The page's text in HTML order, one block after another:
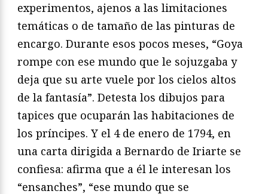
experimentos, ajenos a las limitaciones
temáticas o de tamaño de las pinturas de
encargo. Durante esos pocos meses, “Goya
rompe con ese mundo que le sojuzgaba y
deja que su arte vuele por los cielos altos
de la fantasía”. Detesta los dibujos para
tapices que ocuparán las habitaciones de
los príncipes. Y el 4 de enero de 1794, en
una carta dirigida a Bernardo de Iriarte se
confiesa: afirma que a él le interesan los
“ensanches”, “ese mundo que se